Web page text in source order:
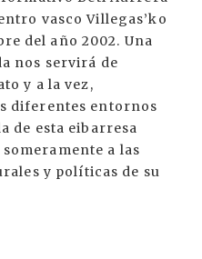
vasco Villegas’ko
del año 2002. Una
nos servirá de
y a la vez,
diferentes entornos
de esta eibarresa
a las
y políticas de su